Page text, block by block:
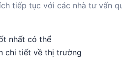
tiếp tục với các nhà tư vấn
nhất có thể
chi tiết về thị trường